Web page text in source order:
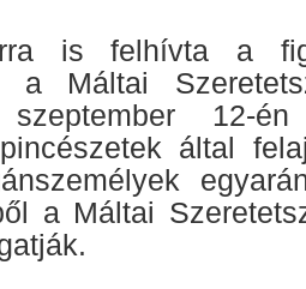
is felhívta a
a Máltai
12-
által
a Máltai